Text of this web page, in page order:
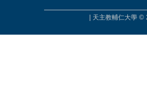
| 天主教輔仁大學